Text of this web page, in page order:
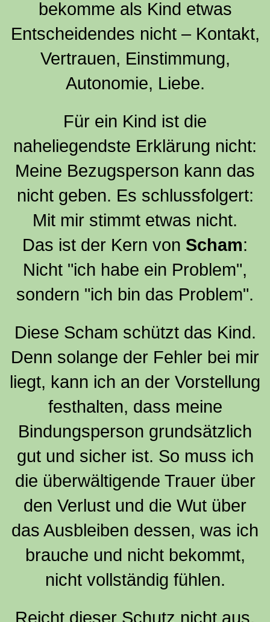
bekomme als Kind etwas
Entscheidendes nicht – Kontakt,
Vertrauen, Einstimmung,
Autonomie, Liebe.
Für ein Kind ist die
naheliegendste Erklärung nicht:
Meine Bezugsperson kann das
nicht geben. Es schlussfolgert:
Mit mir stimmt etwas nicht.
Das ist der Kern von Scham:
Nicht "ich habe ein Problem",
sondern "ich bin das Problem".
Diese Scham schützt das Kind.
Denn solange der Fehler bei mir
liegt, kann ich an der Vorstellung
festhalten, dass meine
Bindungsperson grundsätzlich
gut und sicher ist. So muss ich
die überwältigende Trauer über
den Verlust und die Wut über
das Ausbleiben dessen, was ich
brauche und nicht bekommt,
nicht vollständig fühlen.
Reicht dieser Schutz nicht aus,